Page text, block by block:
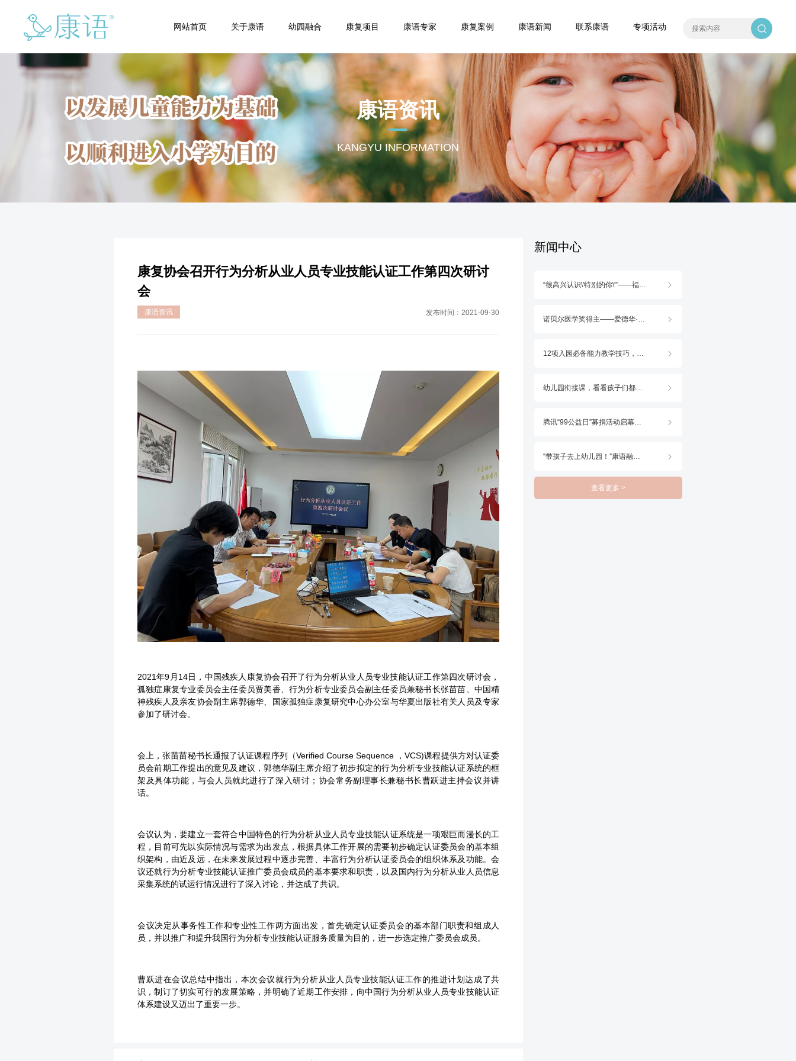
网站首页 关于康语 幼园融合 康复项目 康语专家 康复案例 康语新闻 联系康语 专项活动
康语资讯
KANGYU INFORMATION
康复协会召开行为分析从业人员专业技能认证工作第四次研讨
会
康语资讯 发布时间：2021-09-30
2021年9月14日，中国残疾人康复协会召开了行为分析从业人员专业技能认证工作第四次研讨会，
孤独症康复专业委员会主任委员贾美香、行为分析专业委员会副主任委员兼秘书长张苗苗、中国精
神残疾人及亲友协会副主席郭德华、国家孤独症康复研究中心办公室与华夏出版社有关人员及专家
参加了研讨会。
会上，张苗苗秘书长通报了认证课程序列（Verified Course Sequence ，VCS)课程提供方对认证委
员会前期工作提出的意见及建议，郭德华副主席介绍了初步拟定的行为分析专业技能认证系统的框
架及具体功能，与会人员就此进行了深入研讨；协会常务副理事长兼秘书长曹跃进主持会议并讲
话。
会议认为，要建立一套符合中国特色的行为分析从业人员专业技能认证系统是一项艰巨而漫长的工
程，目前可先以实际情况与需求为出发点，根据具体工作开展的需要初步确定认证委员会的基本组
织架构，由近及远，在未来发展过程中逐步完善、丰富行为分析认证委员会的组织体系及功能。会
议还就行为分析专业技能认证推广委员会成员的基本要求和职责，以及国内行为分析从业人员信息
采集系统的试运行情况进行了深入讨论，并达成了共识。
会议决定从事务性工作和专业性工作两方面出发，首先确定认证委员会的基本部门职责和组成人
员，并以推广和提升我国行为分析专业技能认证服务质量为目的，进一步选定推广委员会成员。
曹跃进在会议总结中指出，本次会议就行为分析从业人员专业技能认证工作的推进计划达成了共
识，制订了切实可行的发展策略，并明确了近期工作安排，向中国行为分析从业人员专业技能认证
体系建设又迈出了重要一步。
新闻中心
“很高兴认识\'特别的你\'”——福州康语2025火种行动・世界孤独症日公益活动顺利开展 
诺贝尔医学奖得主——爱德华·莫索尔博士出任康语荣耀首席科学家，共启康复新篇 
12项入园必备能力教学技巧，7天带你掌握！ 
幼儿园衔接课，看看孩子们都在学什么？ 
腾讯“99公益日”募捐活动启幕，康语邀你一块做好事！ 
“带孩子去上幼儿园！”康语融合直播月教你做足准备 
查看更多 >